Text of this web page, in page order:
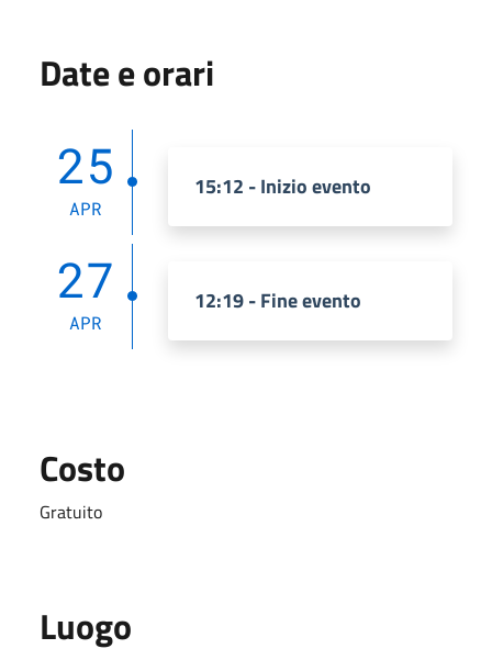
Date e orari
25
APR
15:12 - Inizio evento
27
APR
12:19 - Fine evento
Costo
Gratuito
Luogo